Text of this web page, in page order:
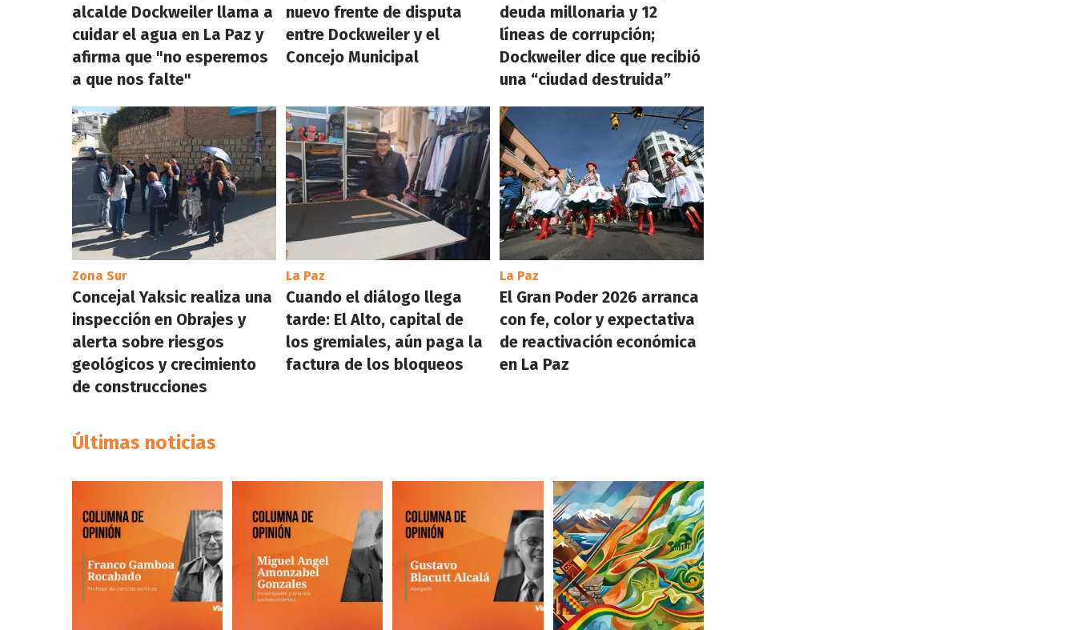
alcalde Dockweiler llama a
cuidar el agua en La Paz y
afirma que "no esperemos
a que nos falte"
nuevo frente de disputa
entre Dockweiler y el
Concejo Municipal
deuda millonaria y 12
líneas de corrupción;
Dockweiler dice que recibió
una “ciudad destruida”
Zona Sur
Concejal Yaksic realiza una
inspección en Obrajes y
alerta sobre riesgos
geológicos y crecimiento
de construcciones
La Paz
Cuando el diálogo llega
tarde: El Alto, capital de
los gremiales, aún paga la
factura de los bloqueos
La Paz
El Gran Poder 2026 arranca
con fe, color y expectativa
de reactivación económica
en La Paz
Últimas noticias